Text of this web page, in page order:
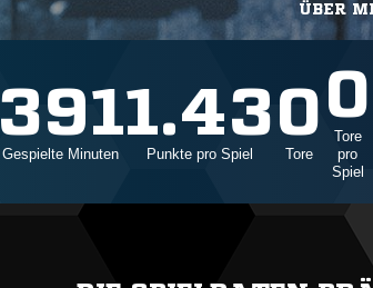
ÜBER
391
Gespielte Minuten
1.43
Punkte pro Spiel
0
Tore
0
Tore
pro
Spiel